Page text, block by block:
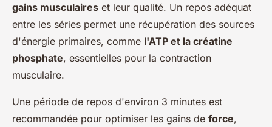
gains musculaires et leur qualité. Un repos adéquat
entre les séries permet une récupération des sources
d'énergie primaires, comme l'ATP et la créatine
phosphate, essentielles pour la contraction
musculaire.
Une période de repos d'environ 3 minutes est
recommandée pour optimiser les gains de force,